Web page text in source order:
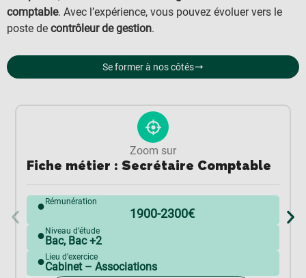
comptable. Avec l’expérience, vous pouvez évoluer vers le
poste de contrôleur de gestion.
Se former à nos côtés
Zoom sur
Fiche métier : Secrétaire Comptable
● Rémunération
1900-2300€
● Niveau d’étude
Bac, Bac +2
●Lieu d’exercice
Cabinet – Associations